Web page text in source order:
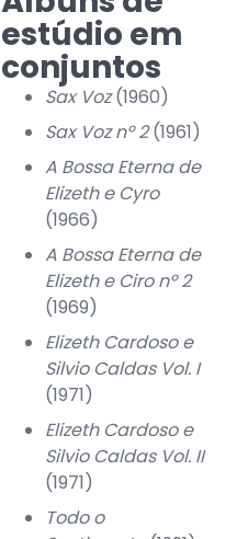
estúdio em
conjuntos
Sax Voz(1960)
Sax Voz nº 2(1961)
A Bossa Eterna de
Elizeth e Cyro
(1966)
A Bossa Eterna de
Elizeth e Ciro nº 2
(1969)
Elizeth Cardoso e
Silvio Caldas Vol. I
(1971)
Elizeth Cardoso e
Silvio Caldas Vol. II
(1971)
Todo o